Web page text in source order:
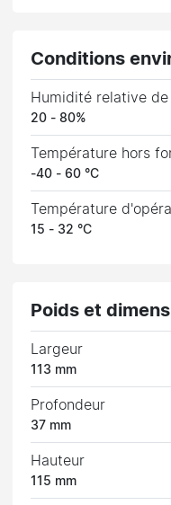
Conditions
Humidité relative
20 - 80%
Température hors
-40 - 60 °C
Température
15 - 32 °C
Poids et
Largeur
113 mm
Profondeur
37 mm
Hauteur
115 mm